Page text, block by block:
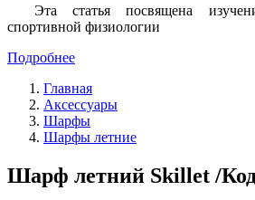
Эта статья посвящена
спортивной физиологии
Подробнее
Главная
Аксессуары
Шарфы
Шарфы летние
Шарф летний Skillet /Код